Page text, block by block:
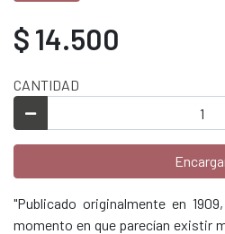
$ 14.500
CANTIDAD
"Publicado originalmente en
momento en que parecían existir